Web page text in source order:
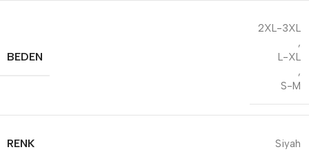
BEDEN
2XL-3XL
,
L-XL
,
S-M
RENK Siyah